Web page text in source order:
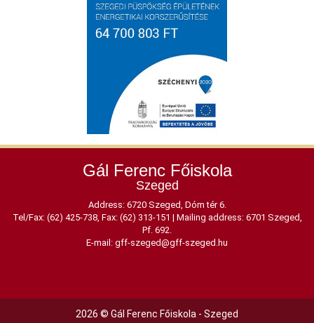
Gál Ferenc Főiskola
Szeged
Address: 6720 Szeged, Dóm tér 6.
Tel/Fax: (62) 425-738, Fax: (62) 313-151 | Mailing address: 6701 Szeged,
Pf. 692.
E-mail: gff-szeged@gff-szeged.hu
2026 © Gál Ferenc Főiskola - Szeged